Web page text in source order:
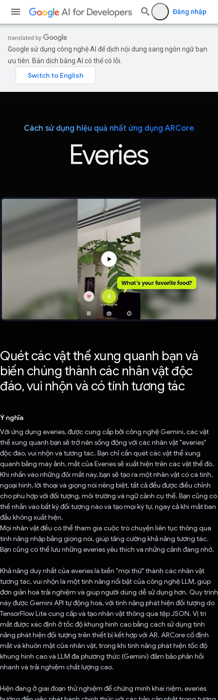
Đăng nhập
Google sử dụng công nghệ AI để dịch nội dung sang ngôn ngữ bạn
ưu tiên. Bản dịch bằng AI có thể có lỗi.
Cách sử dụng hiệu quả nhất ứng dụng ARCore
Everies
Quét các vật thể xung quanh bạn và
biến chúng thành các nhân vật độc
đáo, vui nhộn và có tính tương tác
Ý nghĩa
Với ứng dụng everies, được cung cấp bởi công nghệ Gemini, các vật
thể xung quanh bạn sẽ trở nên sống động với các nhân vật "everies"
độc đáo, vui nhộn và tương tác. Bạn chỉ cần quét các vật thể xung
quanh bằng máy ảnh, mắt của Everies sẽ xuất hiện trên các vật thể đó.
Khi nhấn vào những đôi mắt này, bạn sẽ tạo ra một nhân vật có cá tính,
ngoại hình, lời thoại và giọng nói riêng biệt, tất cả đều được điều chỉnh
cho phù hợp với đối tượng, môi trường và ngữ cảnh cụ thể. Bạn cũng có
thể nhấn vào bất kỳ đối tượng nào và tạo mọi ký tự, ngay cả khi mắt ban
đầu không xuất hiện.
Mọi nhân vật đều có thể tham gia cuộc trò chuyện liên tục thông qua
tính năng nhập bằng giọng nói, giúp tăng cường khả năng tương tác.
Bạn cũng có thể lưu những everies yêu thích và những cảnh đáng nhớ.
Khả năng duy nhất của everies là biến "mọi thứ" thành các nhân vật
tương tác, vui nhộn là một tính năng nổi bật của công nghệ LLM, giúp
đơn giản hoá trải nghiệm và giúp người dùng dễ sử dụng hơn. Quy trình
này được Gemini API tự động hoá, với tính năng phát hiện đối tượng do
TensorFlow Lite cung cấp và tạo nhân vật thông qua tệp JSON. Vị trí
mắt được xác định ở tốc độ khung hình cao bằng cách sử dụng tính
năng phát hiện đối tượng trên thiết bị kết hợp với AR. ARCore cố định
mắt và khuôn mặt của nhân vật, trong khi tính năng phát hiện tốc độ
khung hình cao và LLM đa phương thức (Gemini) đảm bảo phản hồi
nhanh và trải nghiệm chất lượng cao.
Hiện đang ở giai đoạn thử nghiệm để chứng minh khái niệm, everies